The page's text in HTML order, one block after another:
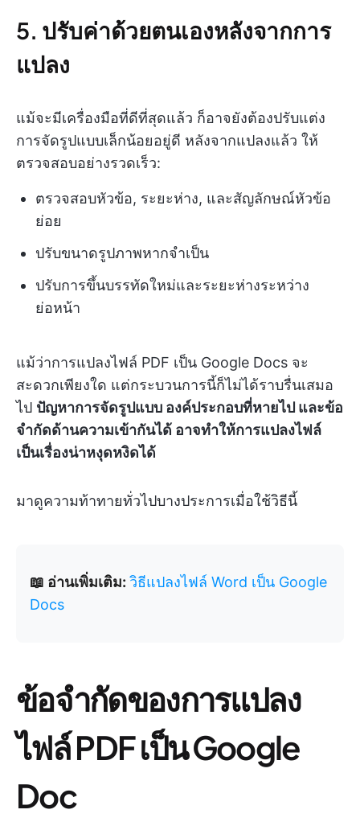
5. ปรับค่าด้วยตนเองหลังจากการ
แปลง
แม้จะมีเครื่องมือที่ดีที่สุดแล้ว ก็อาจยังต้องปรับแต่ง
การจัดรูปแบบเล็กน้อยอยู่ดี หลังจากแปลงแล้ว ให้
ตรวจสอบอย่างรวดเร็ว:
ตรวจสอบหัวข้อ, ระยะห่าง, และสัญลักษณ์หัวข้อ
ย่อย
ปรับขนาดรูปภาพหากจำเป็น
ปรับการขึ้นบรรทัดใหม่และระยะห่างระหว่าง
ย่อหน้า
แม้ว่าการแปลงไฟล์ PDF เป็น Google Docs จะ
สะดวกเพียงใด แต่กระบวนการนี้ก็ไม่ได้ราบรื่นเสมอ
ไป ปัญหาการจัดรูปแบบ องค์ประกอบที่หายไป และข้อ
จำกัดด้านความเข้ากันได้ อาจทำให้การแปลงไฟล์
เป็นเรื่องน่าหงุดหงิดได้
มาดูความท้าทายทั่วไปบางประการเมื่อใช้วิธีนี้
📖 อ่านเพิ่มเติม: วิธีแปลงไฟล์ Word เป็น Google
Docs
ข้อจำกัดของการแปลง
ไฟล์ PDF เป็น Google
Doc